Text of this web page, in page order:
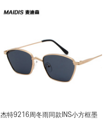
杰特9216周冬雨同款INS小方框墨